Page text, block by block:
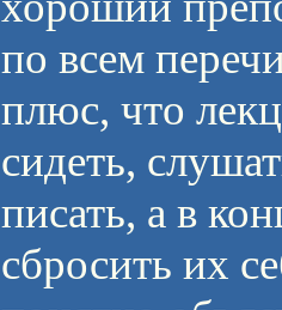
по всем
плюс, что
сидеть,
писать, а в
сбросить их